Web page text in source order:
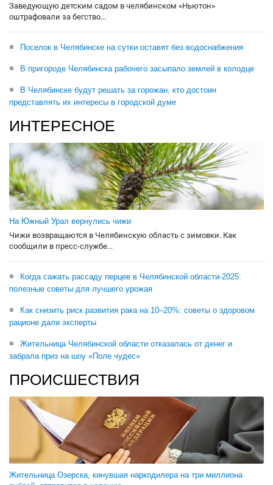
Заведующую детским садом в челябинском «Ньютон»
оштрафовали за бегство...
Поселок в Челябинске на сутки оставят без водоснабжения
В пригороде Челябинска рабочего засыпало землей в колодце
В Челябинске будут решать за горожан, кто достоин
представлять их интересы в городской думе
ИНТЕРЕСНОЕ
На Южный Урал вернулись чижи
Чижи возвращаются в Челябинскую область с зимовки. Как
сообщили в пресс-службе...
Когда сажать рассаду перцев в Челябинской области-2025:
полезные советы для лучшего урожая
Как снизить риск развития рака на 10–20%: советы о здоровом
рационе дали эксперты
Жительница Челябинской области отказалась от денег и
забрала приз на шоу «Поле чудес»
ПРОИСШЕСТВИЯ
Жительница Озерска, кинувшая наркодилера на три миллиона